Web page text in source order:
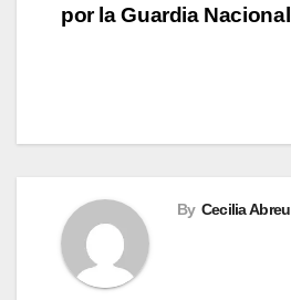
por la Guardia Nacional
By Cecilia Abreu